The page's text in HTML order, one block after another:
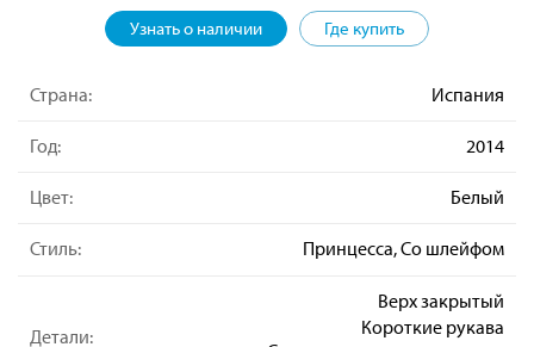
Узнать о наличии Где купить
Страна: Испания
Год: 2014
Цвет: Белый
Стиль: Принцесса, Со шлейфом
Детали:
Верх закрытый
Короткие рукава